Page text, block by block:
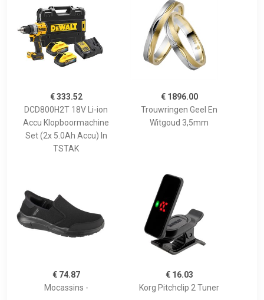
€ 333.52
DCD800H2T 18V Li-ion
Accu Klopboormachine
Set (2x 5.0Ah Accu) In
TSTAK
€ 1896.00
Trouwringen Geel En
Witgoud 3,5mm
€ 74.87
Mocassins -
€ 16.03
Korg Pitchclip 2 Tuner